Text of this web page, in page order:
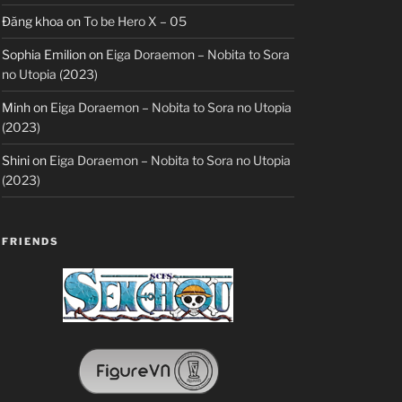
Đăng khoa onTo be Hero X – 05
Sophia Emilionon Eiga Doraemon – Nobita to Sora
no Utopia (2023)
Minhon Eiga Doraemon – Nobita to Sora no Utopia
(2023)
Shinion Eiga Doraemon – Nobita to Sora no Utopia
(2023)
FRIENDS